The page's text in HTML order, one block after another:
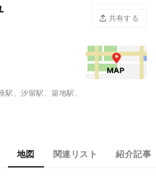
共有する
駅、汐留駅、築地駅、
地図 関連リスト 紹介記事